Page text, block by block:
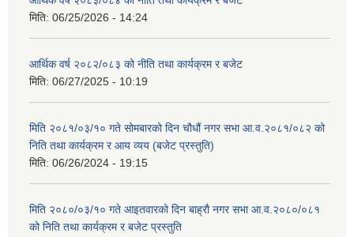
मिति: 06/25/2026 - 14:24
आर्थिक वर्ष २०८२/०८३ को नीति तथा कार्यक्रम र बजेट
मिति: 06/27/2025 - 10:19
मिति २०८१/०३/१० गते सोमबारको दिन चौधौं नगर सभा आ.व.२०८१/०८२ को
निति तथा कार्यक्रम र आय व्यय (बजेट प्रस्तुति)
मिति: 06/26/2024 - 19:15
मिति २०८०/०३/१० गते आइतवारको दिन बाह्रौ नगर सभा आ.व.२०८०/०८१
को निति तथा कार्यक्रम र बजेट प्रस्तुति